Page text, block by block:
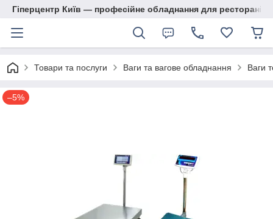
Гіперцентр Київ — професійне обладнання для ресторанів,
Товари та послуги Ваги та вагове обладнання Ваги
–5%